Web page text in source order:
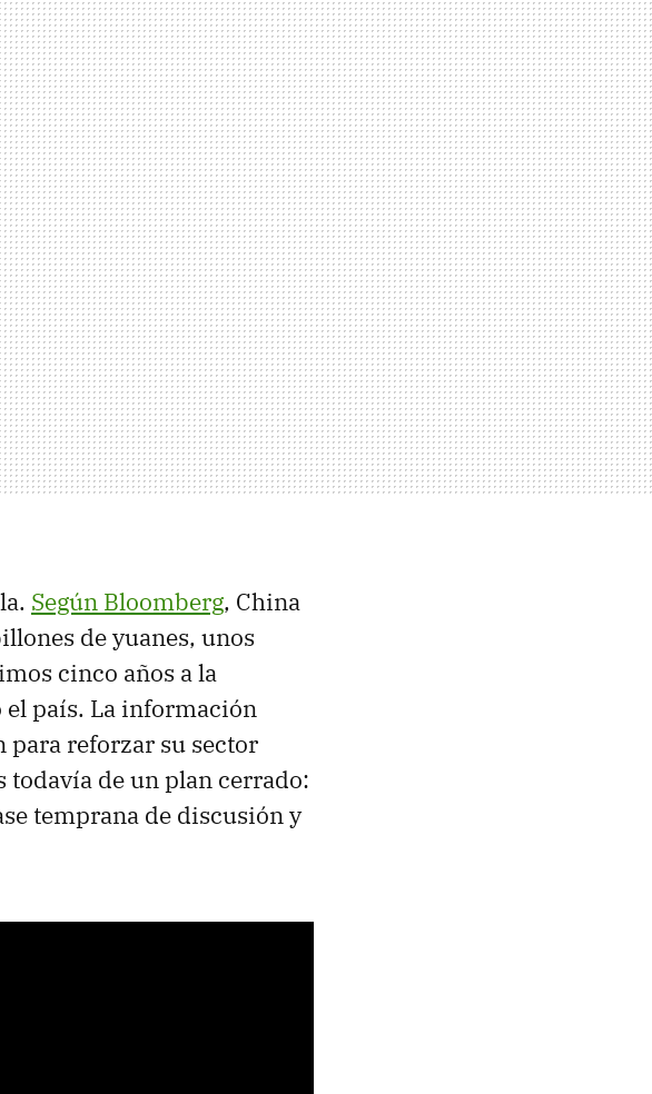
Según Bloomberg, China
de yuanes, unos
cinco años a la
el país. La información
para reforzar su sector
de un plan cerrado:
temprana de discusión y